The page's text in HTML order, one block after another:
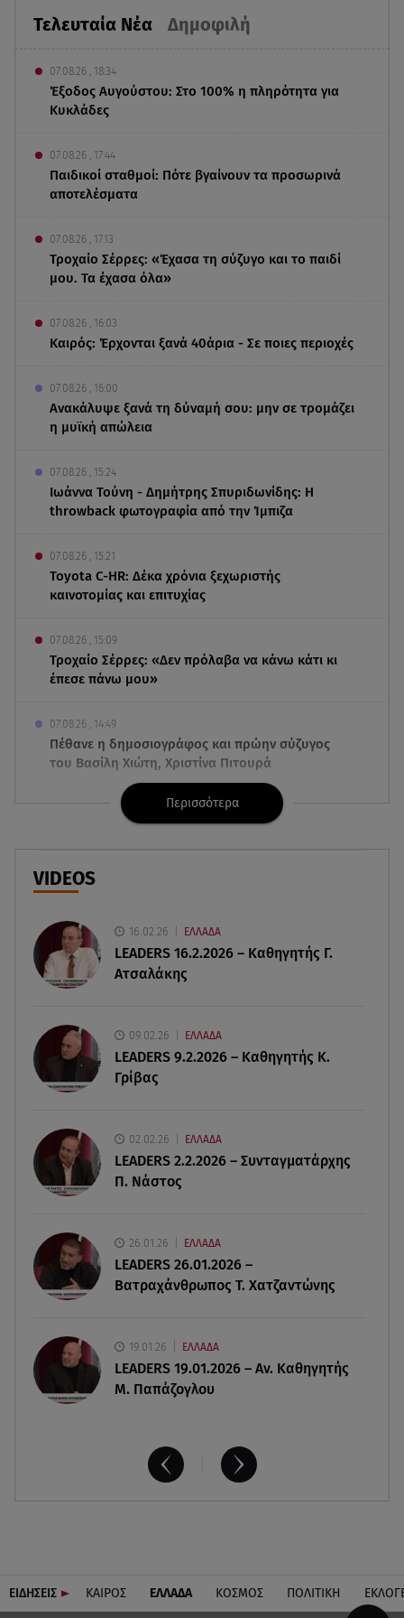
Τελευταία Νέα Δημοφιλή
07.08.26 , 18:34
Έξοδος Αυγούστου: Στο 100% η πληρότητα για
Κυκλάδες
07.08.26 , 17:44
Παιδικοί σταθμοί: Πότε βγαίνουν τα προσωρινά
αποτελέσματα
07.08.26 , 17:13
Τροχαίο Σέρρες: «Έχασα τη σύζυγο και το παιδί
μου. Τα έχασα όλα»
07.08.26 , 16:03
Καιρός: Έρχονται ξανά 40άρια - Σε ποιες περιοχές
07.08.26 , 16:00
Ανακάλυψε ξανά τη δύναμή σου: μην σε τρομάζει
η μυϊκή απώλεια
07.08.26 , 15:24
Ιωάννα Τούνη - Δημήτρης Σπυριδωνίδης: Η
throwback φωτογραφία από την Ίμπιζα
07.08.26 , 15:21
Toyota C-HR: Δέκα χρόνια ξεχωριστής
καινοτομίας και επιτυχίας
07.08.26 , 15:09
Τροχαίο Σέρρες: «Δεν πρόλαβα να κάνω κάτι κι
έπεσε πάνω μου»
07.08.26 , 14:49
Πέθανε η δημοσιογράφος και πρώην σύζυγος
του Βασίλη Χιώτη, Χριστίνα Πιτουρά
07.08.26 , 14:44
Στεφανίδου: «Κόβει» την ανάσα με το σώμα της -
Οι πόζες με μαγιό
07.08.26 , 14:05
ήθελα να τον κρατήσω άφθαρτο»
07.08.26 , 14:00
07.08.26 , 13:42
Παραλίες: Πάνω από 1.500 έλεγχοι - Στη μάχη
07.08.26 , 13:33
Καινούργιου:Πένθος για συνεργάτιδά της «Θα
μου λείπεις πάντα και για πάντα»
Γιάννης Στάνκογλου: Δείτε τον έφηβο με μακριά
μαλλιά
Περισσότερα
VIDEOS
16.02.26 ΕΛΛΑΔΑ
LEADERS 16.2.2026 – Καθηγητής Γ.
Ατσαλάκης
09.02.26 ΕΛΛΑΔΑ
LEADERS 9.2.2026 – Καθηγητής Κ.
Γρίβας
02.02.26 ΕΛΛΑΔΑ
LEADERS 2.2.2026 – Συνταγματάρχης
Π. Νάστος
26.01.26 ΕΛΛΑΔΑ
LEADERS 26.01.2026 –
Βατραχάνθρωπος Τ. Χατζαντώνης
19.01.26 ΕΛΛΑΔΑ
LEADERS 19.01.2026 – Αν. Καθηγητής
Μ. Παπάζογλου
ΕΙΔΗΣΕΙΣ ΚΑΙΡΟΣ ΕΛΛΑΔΑ ΚΟΣΜΟΣ ΠΟΛΙΤΙΚΗ